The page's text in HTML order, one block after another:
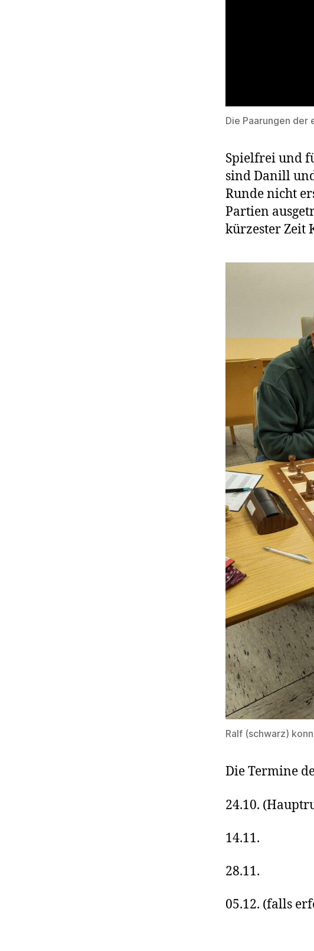
Die Paarungen der
Spielfrei und
sind Danill
Runde nicht
Partien
kürzester Zeit
Ralf (schwarz)
Die Termine
24.10.
14.11.
28.11.
05.12. (falls